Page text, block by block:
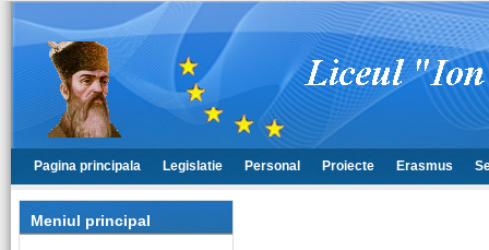
Pagina principala Legislatie Personal Proiecte Erasmus
Meniul principal